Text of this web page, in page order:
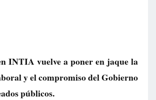
INTIA vuelve a poner en jaque la
y el compromiso del Gobierno
públicos.